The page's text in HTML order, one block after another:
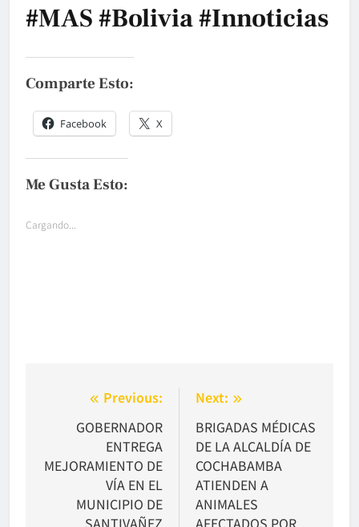
#MAS #Bolivia #innoticias
Comparte Esto:
Facebook X
Me Gusta Esto:
Cargando...
Navegación
entradas
Previous:
GOBERNADOR
ENTREGA
MEJORAMIENTO DE
VÍA EN EL
MUNICIPIO DE
SANTIVAÑEZ
Next:
BRIGADAS MÉDICAS
DE LA ALCALDÍA DE
COCHABAMBA
ATIENDEN A
ANIMALES
AFECTADOS POR